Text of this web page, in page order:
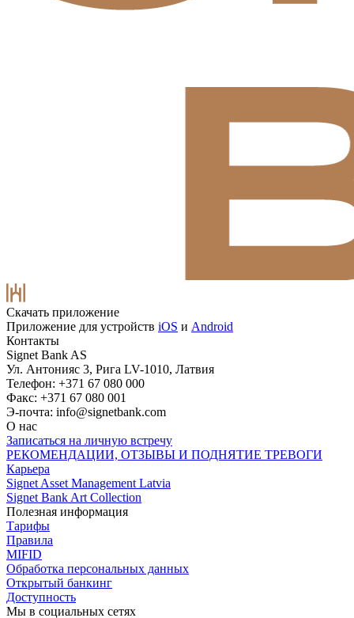
Скачать приложение
Приложение для устройств iOS и Android
Контакты
Signet Bank AS
Ул. Антонияс 3, Рига LV-1010, Латвия
Телефон: +371 67 080 000
Факс: +371 67 080 001
Э-почта: info@signetbank.com
О нас
Записаться на личную встречу
РЕКОМЕНДАЦИИ, ОТЗЫВЫ И ПОДНЯТИЕ ТРЕВОГИ
Карьера
Signet Asset Management Latvia
Signet Bank Art Collection
Полезная информация
Тарифы
Правила
MIFID
Обработка персональных данных
Открытый банкинг
Доступность
Мы в социальных сетях